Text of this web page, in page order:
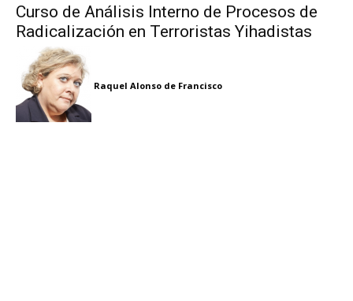
Curso de Análisis Interno de Procesos de
Radicalización en Terroristas Yihadistas
Raquel Alonso de Francisco